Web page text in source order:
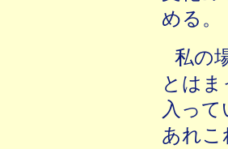
める。
私の
とは
入っ
あれこ